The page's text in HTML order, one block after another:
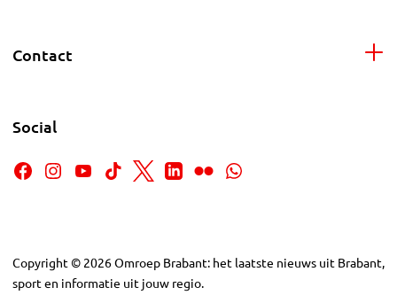
Contact
Social
Copyright © 2026Omroep Brabant: het laatste nieuws uit Brabant,
sport en informatie uit jouw regio.